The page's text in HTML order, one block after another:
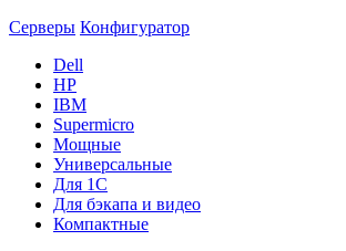
Серверы Конфигуратор
Dell
HP
IBM
Supermicro
Мощные
Универсальные
Для 1С
Для бэкапа и видео
Компактные